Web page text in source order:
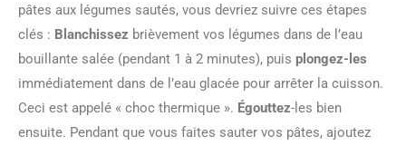
pâtes aux légumes sautés, vous devriez suivre ces étapes
clés : Blanchissez brièvement vos légumes dans de l’eau
bouillante salée (pendant 1 à 2 minutes), puis plongez-les
immédiatement dans de l’eau glacée pour arrêter la cuisson.
Ceci est appelé « choc thermique ». Égouttez-les bien
ensuite. Pendant que vous faites sauter vos pâtes, ajoutez